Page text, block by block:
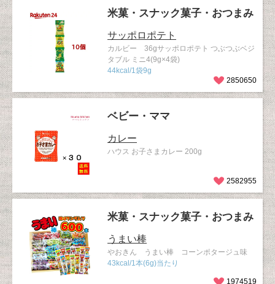
米菓・スナック菓子・おつまみ
サッポロポテト
カルビー 36gサッポロポテト つぶつぶベジ
タブル ミニ4(9g×4袋)
44kcal/1袋9g
2850650
ベビー・ママ
カレー
ハウス お子さまカレー 200g
2582955
米菓・スナック菓子・おつまみ
うまい棒
やおきん うまい棒 コーンポタージュ味
43kcal/1本(6g)当たり
1974519